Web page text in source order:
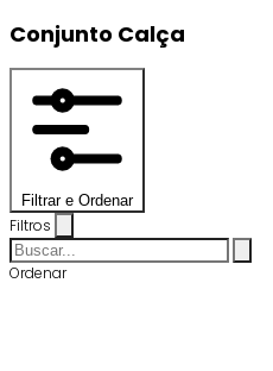
Conjunto Calça
Filtrar e Ordenar
Filtros
Ordenar